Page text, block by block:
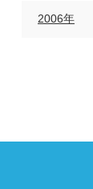
2006年